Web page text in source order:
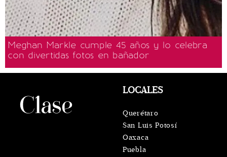
Meghan Markle cumple 45 años y lo celebra
con divertidas fotos en bañador
LOCALES
Querétaro
San Luis Potosí
Oaxaca
Puebla